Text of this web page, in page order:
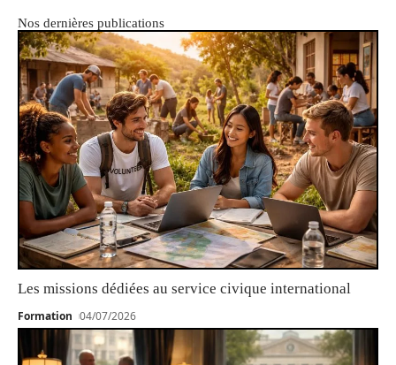
Nos dernières publications
Les missions dédiées au service civique international
Formation 04/07/2026